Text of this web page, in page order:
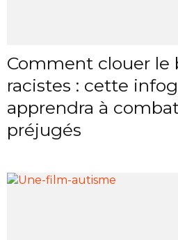
Comment clouer le
racistes : cette
apprendra à
préjugés